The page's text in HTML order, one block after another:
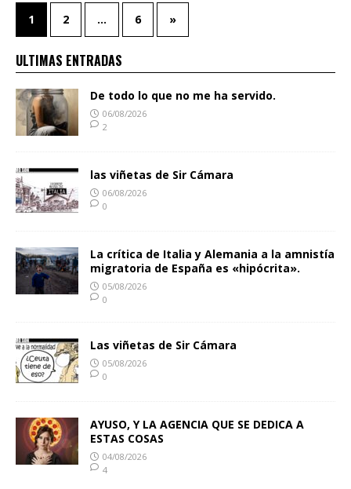
1 2 … 6 »
ULTIMAS ENTRADAS
De todo lo que no me ha servido.
06/08/2026
2
las viñetas de Sir Cámara
06/08/2026
0
La crítica de Italia y Alemania a la amnistía
migratoria de España es «hipócrita».
05/08/2026
0
Las viñetas de Sir Cámara
05/08/2026
0
AYUSO, Y LA AGENCIA QUE SE DEDICA A
ESTAS COSAS
04/08/2026
4